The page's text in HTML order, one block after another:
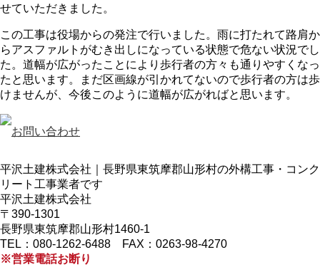
せていただきました。
この工事は役場からの発注で行いました。雨に打たれて路肩か
らアスファルトがむき出しになっている状態で危ない状況でし
た。道幅が広がったことにより歩行者の方々も通りやすくなっ
たと思います。まだ区画線が引かれてないので歩行者の方は歩
けませんが、今後このように道幅が広がればと思います。
平沢土建株式会社｜長野県東筑摩郡山形村の外構工事・コンク
リート工事業者です
平沢土建株式会社
〒390-1301
長野県東筑摩郡山形村1460-1
TEL：080-1262-6488 FAX：0263-98-4270
※営業電話お断り